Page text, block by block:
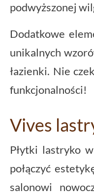
podwyższonej
Dodatkowe
unikalnych
łazienki. Nie
funkcjonalności!
Vives
Płytki lastryko
połączyć
salonowi